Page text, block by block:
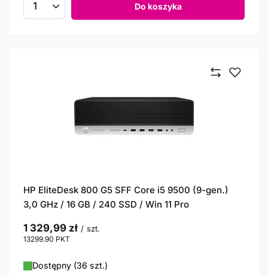
Ilość produktów Do koszyka
HP EliteDesk 800 G5 SFF Core i5 9500 (9-gen.)
3,0 GHz / 16 GB / 240 SSD / Win 11 Pro
1 329,99 zł / szt.
13299.90 PKT
Dostępny (36 szt.)